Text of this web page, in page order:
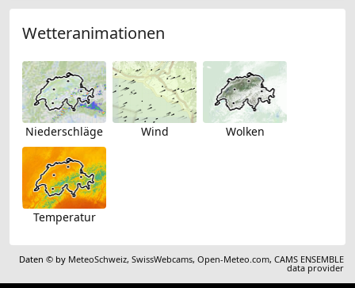
Wetteranimationen
Niederschläge Wind Wolken
Temperatur
Daten © by MeteoSchweiz,SwissWebcams,Open-Meteo.com,CAMS ENSEMBLE
data provider